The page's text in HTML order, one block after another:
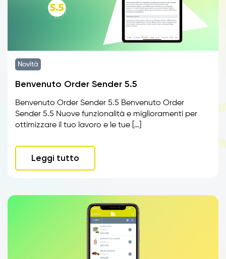
Novità
Benvenuto Order Sender 5.5
Benvenuto Order Sender 5.5 Benvenuto Order
Sender 5.5 Nuove funzionalità e miglioramenti per
ottimizzare il tuo lavoro e le tue […]
Leggi tutto